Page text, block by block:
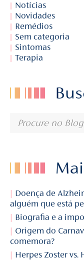
Notícias
Novidades
Remédios
Sem categoria
Sintomas
Terapia
Doença de
alguém que está
Biografia e a
Origem do
comemora?
Herpes Zoster vs.